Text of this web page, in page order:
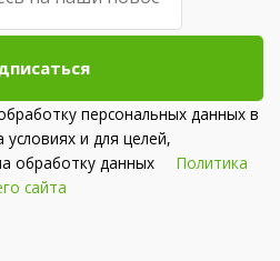
персональных данных в
и для целей,
обработку данных Политика
сайта